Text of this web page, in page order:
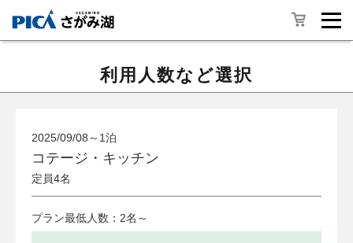
利用人数など選択
2025/09/08～1泊
コテージ・キッチン
定員4名
プラン最低人数：2名～